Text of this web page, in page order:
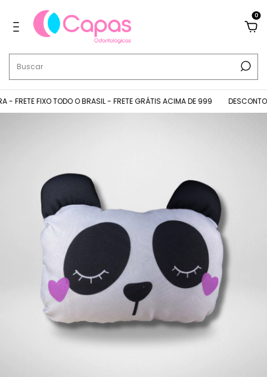
0
FRETE FIXO TODO O BRASIL - FRETE GRÁTIS ACIMA DE 999